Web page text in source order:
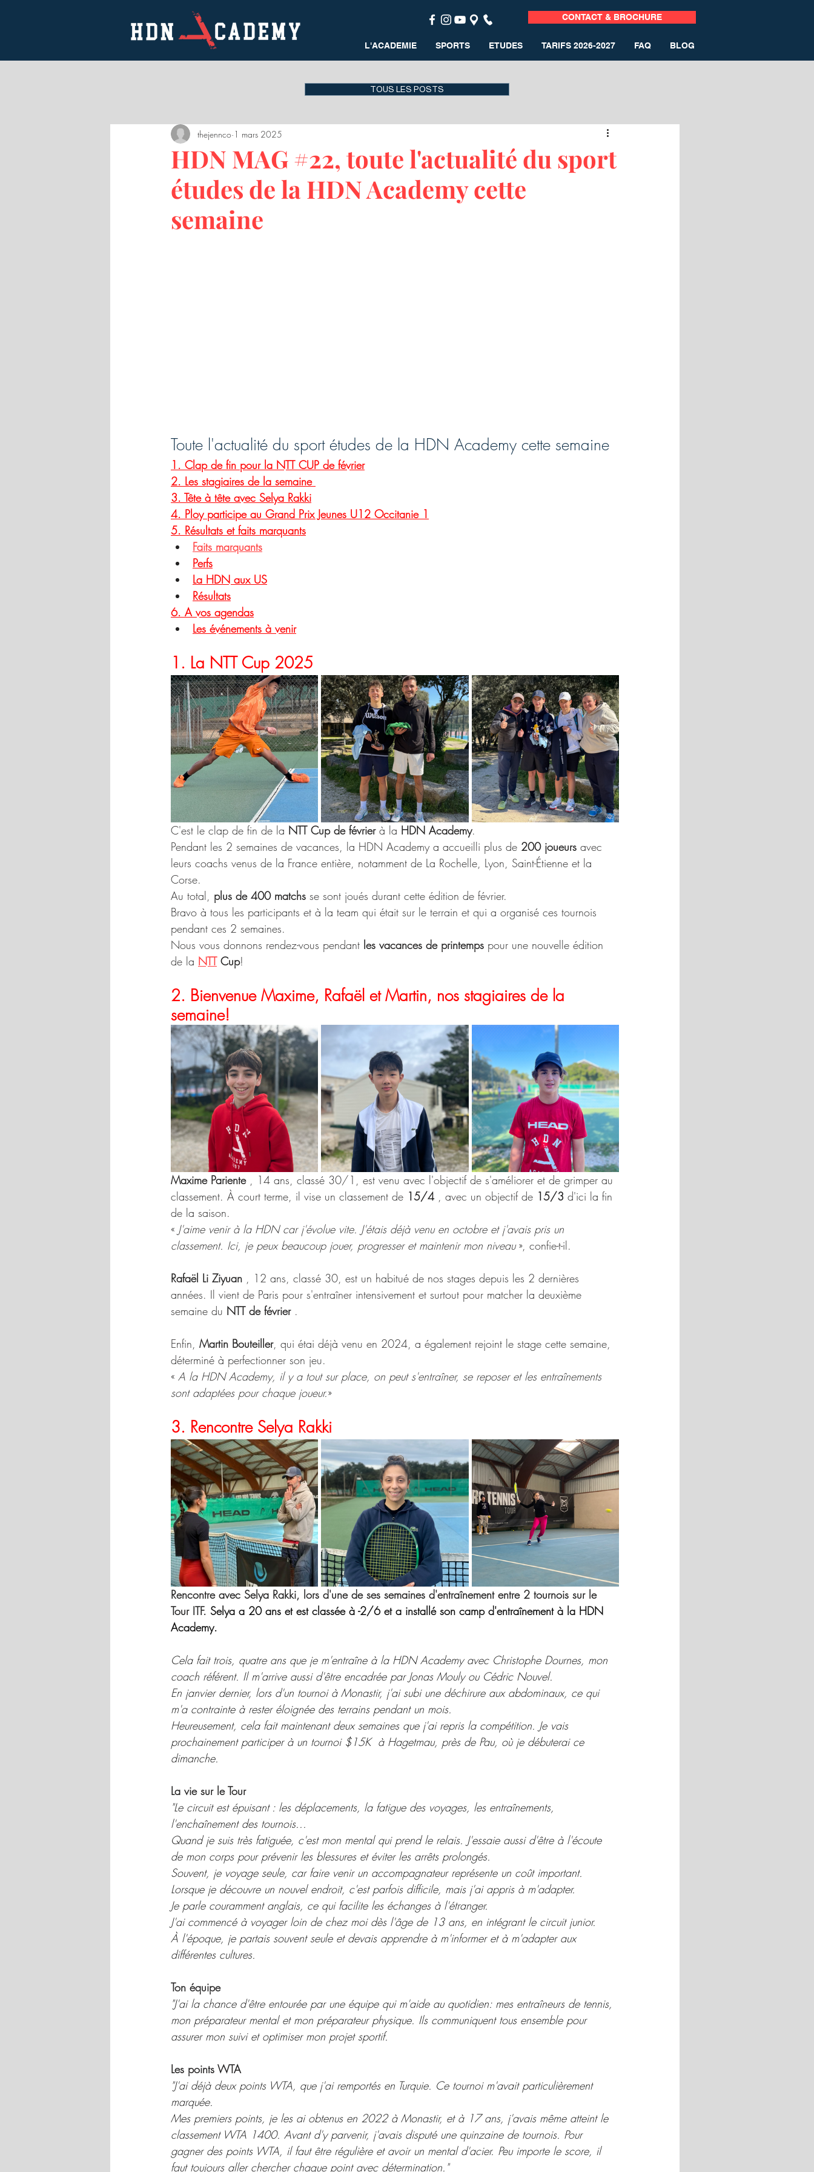
CONTACT & BROCHURE
L'ACADEMIE SPORTS ETUDES TARIFS 2026-2027 FAQ BLOG
TOUS LES POSTS
HDN MAG #22, toute l'actualité du sport
études de la HDN Academy cette
semaine
thejennco 1 mars 2025
Toute l'actualité du sport études de la HDN Academy cette semaine
1. Clap de fin pour la NTT CUP de février
2. Les stagiaires de la semaine
3. Tête à tête avec Selya Rakki
4. Ploy participe au Grand Prix Jeunes U12 Occitanie 1
5. Résultats et faits marquants
Faits marquants
Perfs
La HDN aux US
Résultats
6. A vos agendas
Les événements à venir
1. La NTT Cup 2025
C'est le clap de fin de la NTT Cup de février à la HDN Academy.
Pendant les 2 semaines de vacances, la HDN Academy a accueilli plus de 200 joueurs avec
leurs coachs venus de la France entière, notamment de La Rochelle, Lyon, Saint-Étienne et la
Corse.
Au total, plus de 400 matchs se sont joués durant cette édition de février.
Bravo à tous les participants et à la team qui était sur le terrain et qui a organisé ces tournois
pendant ces 2 semaines.
Nous vous donnons rendez-vous pendant les vacances de printemps pour une nouvelle édition
de la NTT Cup!
2. Bienvenue Maxime, Rafaël et Martin, nos stagiaires de la
semaine!
Maxime Pariente , 14 ans, classé 30/1, est venu avec l'objectif de s'améliorer et de grimper au
classement. À court terme, il vise un classement de 15/4 , avec un objectif de 15/3 d'ici la fin
de la saison.
« J'aime venir à la HDN car j'évolue vite. J'étais déjà venu en octobre et j'avais pris un
classement. Ici, je peux beaucoup jouer, progresser et maintenir mon niveau », confie-t-il.
Rafaël Li Ziyuan , 12 ans, classé 30, est un habitué de nos stages depuis les 2 dernières
années. Il vient de Paris pour s'entraîner intensivement et surtout pour matcher la deuxième
semaine du NTT de février .
Enfin, Martin Bouteiller, qui étai déjà venu en 2024, a également rejoint le stage cette semaine,
déterminé à perfectionner son jeu.
« A la HDN Academy, il y a tout sur place, on peut s'entraîner, se reposer et les entraînements
sont adaptées pour chaque joueur.»
3. Rencontre Selya Rakki
Rencontre avec Selya Rakki, lors d'une de ses semaines d'entraînement entre 2 tournois sur le
Tour ITF. Selya a 20 ans et est classée à -2/6 et a installé son camp d'entraînement à la HDN
Academy.
Cela fait trois, quatre ans que je m'entraîne à la HDN Academy avec Christophe Dournes, mon
coach référent. Il m'arrive aussi d'être encadrée par Jonas Mouly ou Cédric Nouvel.
En janvier dernier, lors d'un tournoi à Monastir, j'ai subi une déchirure aux abdominaux, ce qui
m'a contrainte à rester éloignée des terrains pendant un mois.
Heureusement, cela fait maintenant deux semaines que j'ai repris la compétition. Je vais
prochainement participer à un tournoi $15K  à Hagetmau, près de Pau, où je débuterai ce
dimanche.
La vie sur le Tour
"Le circuit est épuisant : les déplacements, la fatigue des voyages, les entraînements,
l'enchaînement des tournois...
Quand je suis très fatiguée, c'est mon mental qui prend le relais. J'essaie aussi d'être à l'écoute
de mon corps pour prévenir les blessures et éviter les arrêts prolongés.
Souvent, je voyage seule, car faire venir un accompagnateur représente un coût important.
Lorsque je découvre un nouvel endroit, c'est parfois difficile, mais j'ai appris à m'adapter.
Je parle couramment anglais, ce qui facilite les échanges à l'étranger.
J'ai commencé à voyager loin de chez moi dès l'âge de 13 ans, en intégrant le circuit junior.
À l'époque, je partais souvent seule et devais apprendre à m'informer et à m'adapter aux
différentes cultures.
Ton équipe
"J'ai la chance d'être entourée par une équipe qui m'aide au quotidien: mes entraîneurs de tennis,
mon préparateur mental et mon préparateur physique. Ils communiquent tous ensemble pour
assurer mon suivi et optimiser mon projet sportif.
Les points WTA
"J'ai déjà deux points WTA, que j'ai remportés en Turquie. Ce tournoi m'avait particulièrement
marquée.
Mes premiers points, je les ai obtenus en 2022 à Monastir, et à 17 ans, j'avais même atteint le
classement WTA 1400. Avant d'y parvenir, j'avais disputé une quinzaine de tournois. Pour
gagner des points WTA, il faut être régulière et avoir un mental d'acier. Peu importe le score, il
faut toujours aller chercher chaque point avec détermination."